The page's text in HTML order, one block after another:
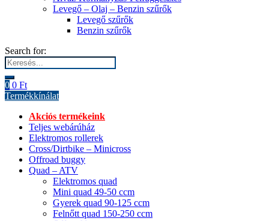
Levegő – Olaj – Benzin szűrők
Levegő szűrők
Benzin szűrők
Search for:
0 0 Ft
Termékkínálat
Akciós termékeink
Teljes webárúház
Elektromos rollerek
Cross/Dirtbike – Minicross
Offroad buggy
Quad – ATV
Elektromos quad
Mini quad 49-50 ccm
Gyerek quad 90-125 ccm
Felnőtt quad 150-250 ccm